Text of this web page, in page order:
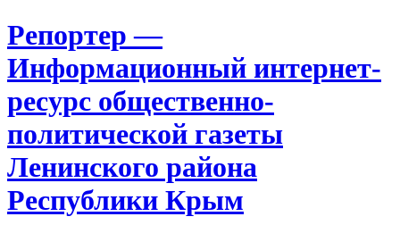
Репортер —
Информационный интернет-
ресурс общественно-
политической газеты
Ленинского района
Республики Крым